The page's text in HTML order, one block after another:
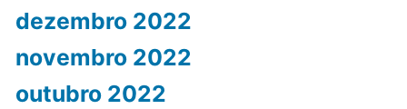
dezembro 2022
novembro 2022
outubro 2022